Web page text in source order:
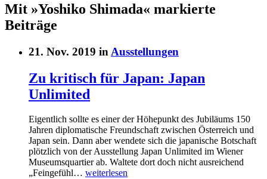
Mit »Yoshiko Shimada« markierte
Beiträge
21. Nov. 2019 in Ausstellungen
Zu kritisch für Japan: Japan
Unlimited
Eigentlich sollte es einer der Höhepunkt des Jubiläums 150
Jahren diplomatische Freundschaft zwischen Österreich und
Japan sein. Dann aber wendete sich die japanische Botschaft
plötzlich von der Ausstellung Japan Unlimited im Wiener
Museumsquartier ab. Waltete dort doch nicht ausreichend
„Feingefühl… weiterlesen